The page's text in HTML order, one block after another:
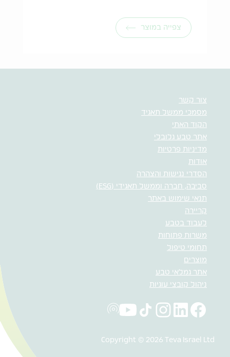
צפייה במוצר
צור קשר
מסמכי ממשל תאגיד
הקוד האתי
אתר טבע גלובלי
מדיניות פרטיות
אודות
הסדרי נגישות והצהרה
סביבה, חברה וממשל תאגידי (ESG)
תנאי שימוש באתר
קריירה
לעבוד בטבע
משרות פתוחות
תחומי טיפול
מוצרים
אתר גמלאי טבע
ניהול קובצי עוגיות
Copyright © 2026 Teva Israel Ltd